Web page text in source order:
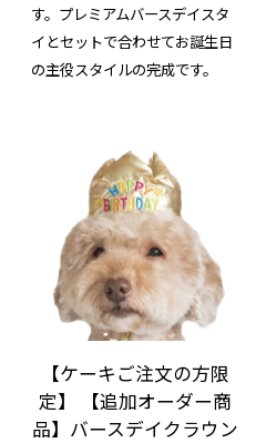
す。プレミアムバースデイスタ
イとセットで合わせてお誕生日
の主役スタイルの完成です。
【ケーキご注文の方限
定】 【追加オーダー商
品】バースデイクラウン